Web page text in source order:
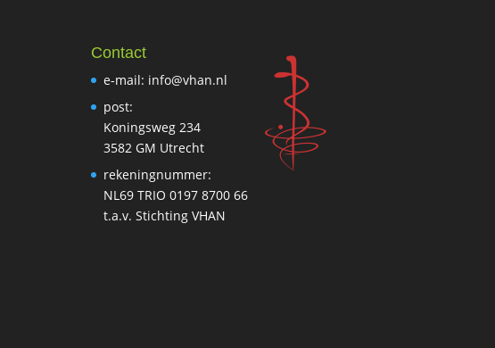
Contact
e-mail: info@vhan.nl
post:
Koningsweg 234
3582 GM Utrecht
rekeningnummer:
NL69 TRIO 0197 8700 66
t.a.v. Stichting VHAN